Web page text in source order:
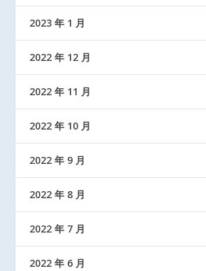
2023 年 1 月
2022 年 12 月
2022 年 11 月
2022 年 10 月
2022 年 9 月
2022 年 8 月
2022 年 7 月
2022 年 6 月